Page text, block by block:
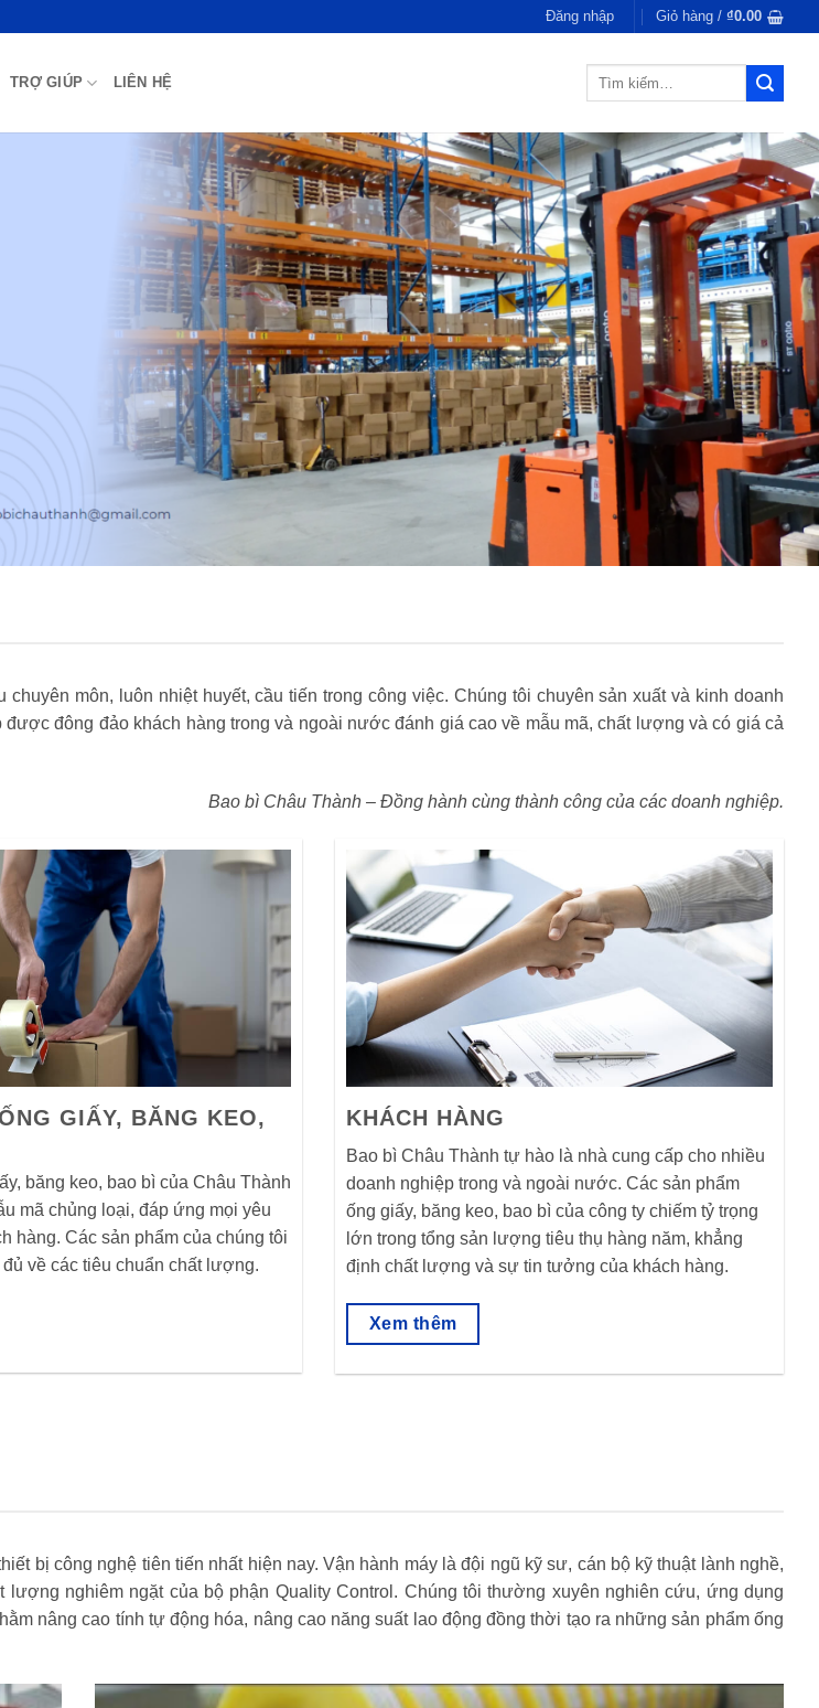
Đăng nhập Giỏ hàng / ₫0.00
TRỢ GIÚP LIÊN HỆ
Tìm
môn, luôn nhiệt huyết, cầu tiến trong công việc. Chúng tôi chuyên sản xuất và kinh doanh
đông đảo khách hàng trong và ngoài nước đánh giá cao về mẫu mã, chất lượng và có giá cả
Bao bì Châu Thành – Đồng hành cùng thành công của các doanh nghiệp.
GIẤY, BĂNG KEO,
băng keo, bao bì của Châu Thành
mã chủng loại, đáp ứng mọi yêu
hàng. Các sản phẩm của chúng tôi
về các tiêu chuẩn chất lượng.
KHÁCH HÀNG
Bao bì Châu Thành tự hào là nhà cung cấp cho nhiều
doanh nghiệp trong và ngoài nước. Các sản phẩm
ống giấy, băng keo, bao bì của công ty chiếm tỷ trọng
lớn trong tổng sản lượng tiêu thụ hàng năm, khẳng
định chất lượng và sự tin tưởng của khách hàng.
Xem thêm
bị công nghệ tiên tiến nhất hiện nay. Vận hành máy là đội ngũ kỹ sư, cán bộ kỹ thuật lành nghề,
nghiêm ngặt của bộ phận Quality Control. Chúng tôi thường xuyên nghiên cứu, ứng dụng
nâng cao tính tự động hóa, nâng cao năng suất lao động đồng thời tạo ra những sản phẩm ống